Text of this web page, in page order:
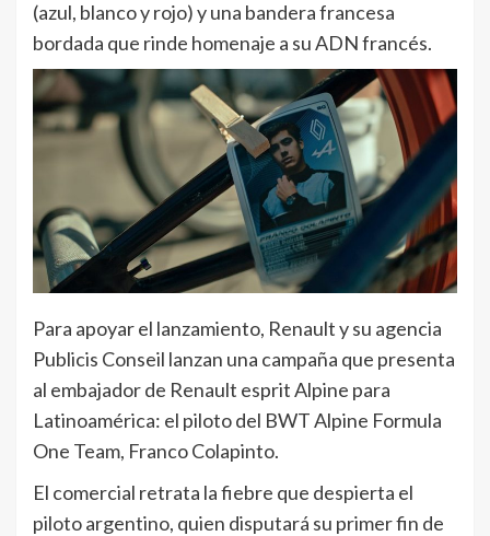
(azul, blanco y rojo) y una bandera francesa
bordada que rinde homenaje a su ADN francés.
Para apoyar el lanzamiento, Renault y su agencia
Publicis Conseil lanzan una campaña que presenta
al embajador de Renault esprit Alpine para
Latinoamérica: el piloto del BWT Alpine Formula
One Team, Franco Colapinto.
El comercial retrata la fiebre que despierta el
piloto argentino, quien disputará su primer fin de